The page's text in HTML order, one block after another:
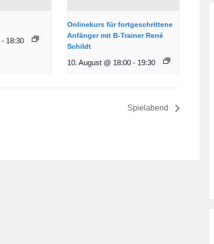
- 18:30
Onlinekurs für fortgeschrittene
Anfänger mit B-Trainer René
Schildt
10. August @ 18:00 - 19:30
Spielabend